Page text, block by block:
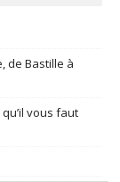
de Bastille à
vous faut